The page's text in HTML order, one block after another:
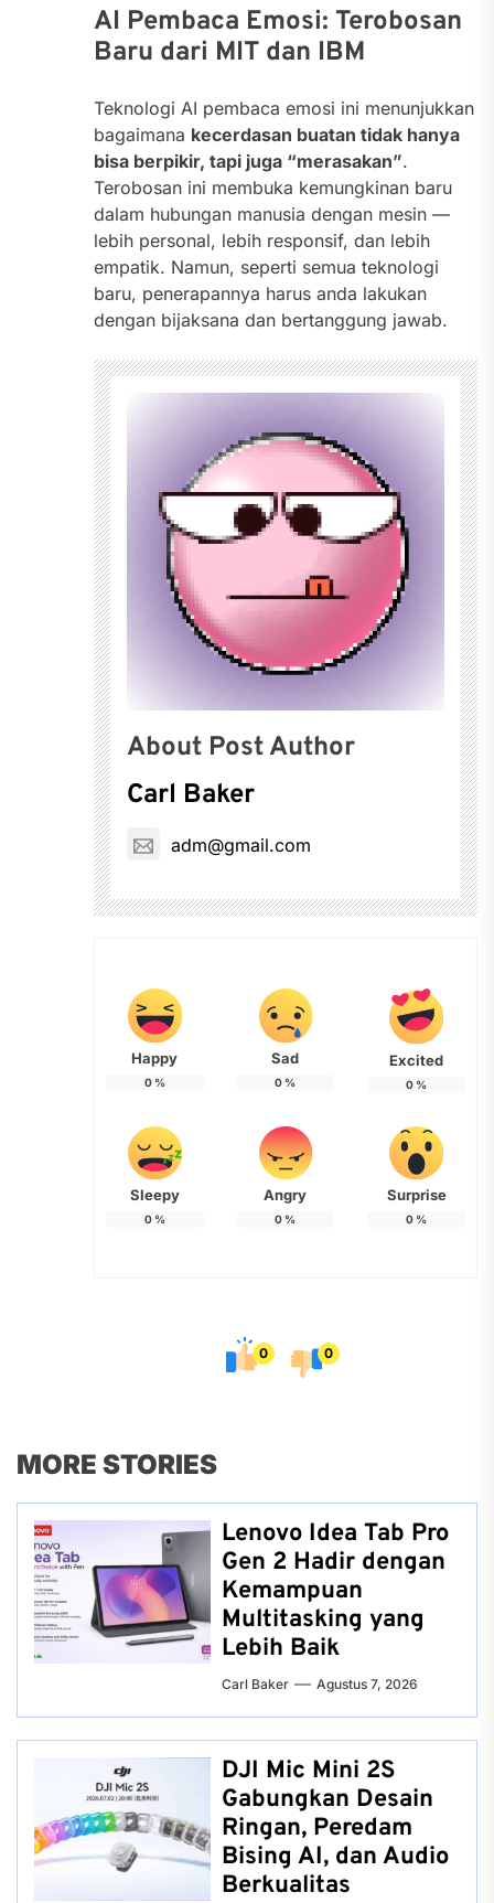
AI Pembaca Emosi: Terobosan
Baru dari MIT dan IBM
Teknologi AI pembaca emosi ini menunjukkan
bagaimana kecerdasan buatan tidak hanya
bisa berpikir, tapi juga “merasakan”.
Terobosan ini membuka kemungkinan baru
dalam hubungan manusia dengan mesin —
lebih personal, lebih responsif, dan lebih
empatik. Namun, seperti semua teknologi
baru, penerapannya harus anda lakukan
dengan bijaksana dan bertanggung jawab.
About Post Author
Carl Baker
adm@gmail.com
Happy
0%
Sad
0 %
Excited
0 %
Sleepy
0%
Angry
0 %
Surprise
0 %
0 0
MORE STORIES
Lenovo Idea Tab Pro
Gen 2 Hadir dengan
Kemampuan
Multitasking yang
Lebih Baik
Carl Baker Agustus 7, 2026
DJI Mic Mini 2S
Gabungkan Desain
Ringan, Peredam
Bising AI, dan Audio
Berkualitas